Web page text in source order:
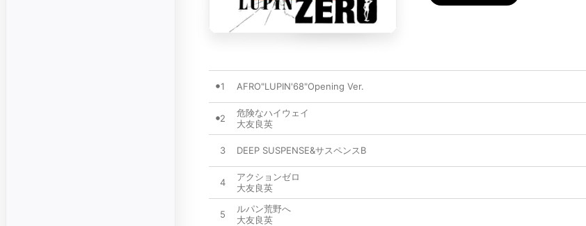
1 AFRO"LUPIN'68"Opening Ver.
2
危険なハイウェイ
大友良英
3 DEEP SUSPENSE&サスペンスB
4
アクションゼロ
大友良英
5
ルパン荒野へ
大友良英